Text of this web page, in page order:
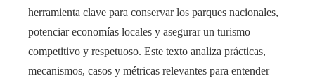
herramienta clave para conservar los parques nacionales,
potenciar economías locales y asegurar un turismo
competitivo y respetuoso. Este texto analiza prácticas,
mecanismos, casos y métricas relevantes para entender